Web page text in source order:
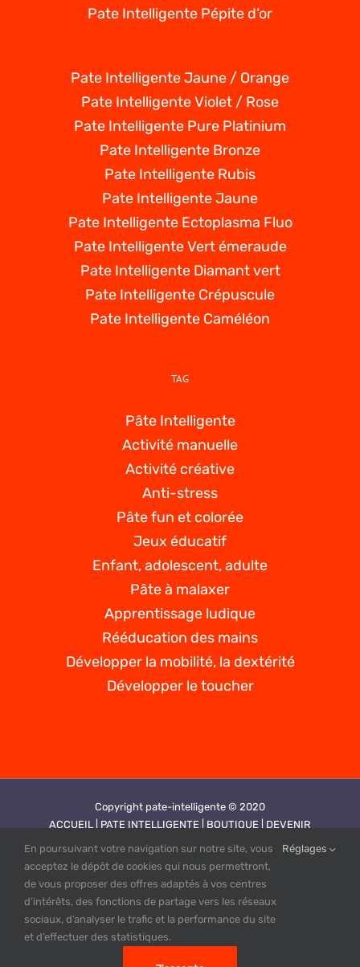
Pate Intelligente Pépite d’or
Pate Intelligente Jaune / Orange
Pate Intelligente Violet / Rose
Pate Intelligente Pure Platinium
Pate Intelligente Bronze
Pate Intelligente Rubis
Pate Intelligente Jaune
Pate Intelligente Ectoplasma Fluo
Pate Intelligente Vert émeraude
Pate Intelligente Diamant vert
Pate Intelligente Crépuscule
Pate Intelligente Caméléon
TAG
Pâte Intelligente
Activité manuelle
Activité créative
Anti-stress
Pâte fun et colorée
Jeux éducatif
Enfant, adolescent, adulte
Pâte à malaxer
Apprentissage ludique
Rééducation des mains
Développer la mobilité, la dextérité
Développer le toucher
Copyright pate-intelligente © 2020
ACCUEIL | PATE INTELLIGENTE | BOUTIQUE | DEVENIR
REVENDEUR |
VIDEOS | CONTACT | PLAN DE SITE |
MENTIONS
LEGALES |
CGV |
POLITIQUE DE CONFIDENTIALITE
Création site web by PUBINLYON
En poursuivant votre navigation sur notre site, vous
acceptez le dépôt de cookies qui nous permettront,
de vous proposer des offres adaptés à vos centres
d’intérêts, des fonctions de partage vers les réseaux
sociaux, d’analyser le trafic et la performance du site
et d’effectuer des statistiques.
Réglages